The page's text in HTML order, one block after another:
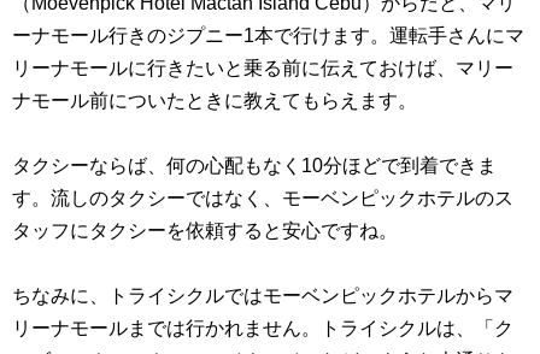
ーナモール行きのジプニー1本で行けます。運転手さんにマ
リーナモールに行きたいと乗る前に伝えておけば、マリー
ナモール前についたときに教えてもらえます。
タクシーならば、何の心配もなく10分ほどで到着できま
す。流しのタクシーではなく、モーベンピックホテルのス
タッフにタクシーを依頼すると安心ですね。
ちなみに、トライシクルではモーベンピックホテルからマ
リーナモールまでは行かれません。トライシクルは、「ク